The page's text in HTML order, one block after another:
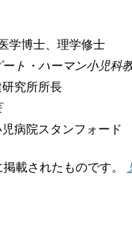
学博士、理学修士
ト・ハーマン小児科
究所所長
病院スタンフォード
載されたものです。